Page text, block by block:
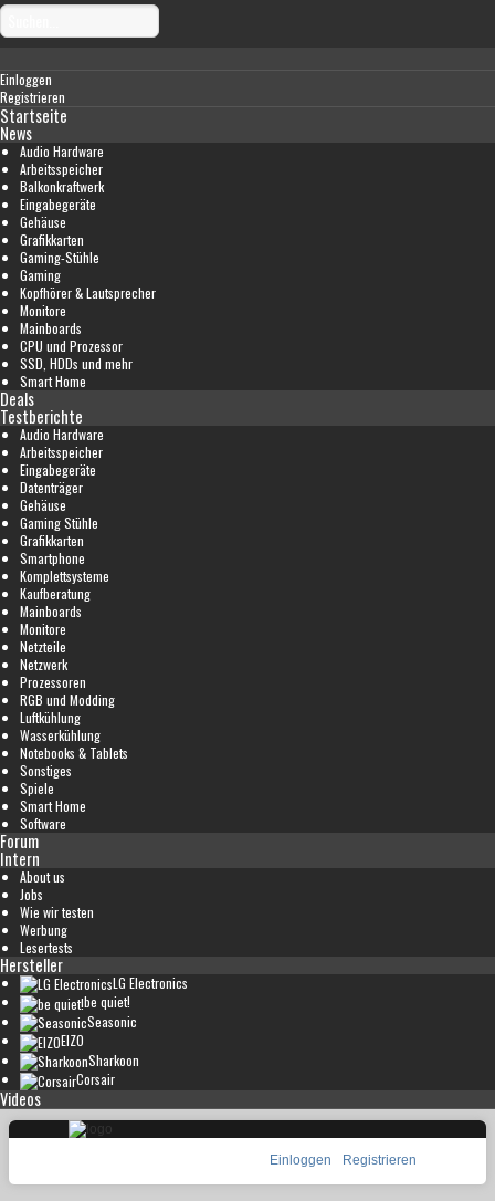
Einloggen
Registrieren
Startseite
News
Audio Hardware
Arbeitsspeicher
Balkonkraftwerk
Eingabegeräte
Gehäuse
Grafikkarten
Gaming-Stühle
Gaming
Kopfhörer & Lautsprecher
Monitore
Mainboards
CPU und Prozessor
SSD, HDDs und mehr
Smart Home
Deals
Testberichte
Audio Hardware
Arbeitsspeicher
Eingabegeräte
Datenträger
Gehäuse
Gaming Stühle
Grafikkarten
Smartphone
Komplettsysteme
Kaufberatung
Mainboards
Monitore
Netzteile
Netzwerk
Prozessoren
RGB und Modding
Luftkühlung
Wasserkühlung
Notebooks & Tablets
Sonstiges
Spiele
Smart Home
Software
Forum
Intern
About us
Jobs
Wie wir testen
Werbung
Lesertests
Hersteller
LG Electronics
be quiet!
Seasonic
EIZO
Sharkoon
Corsair
Videos
Einloggen Registrieren